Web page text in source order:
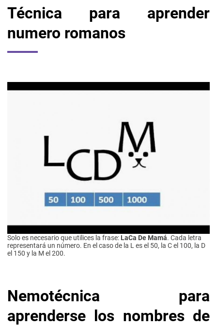
Técnica para aprender
numero romanos
Solo es necesario que utilices la frase: LaCa De Mamá. Cada letra
representará un número. En el caso de la L es el 50, la C el 100, la D
el 150 y la M el 200.
Nemotécnica para
aprenderse los nombres de